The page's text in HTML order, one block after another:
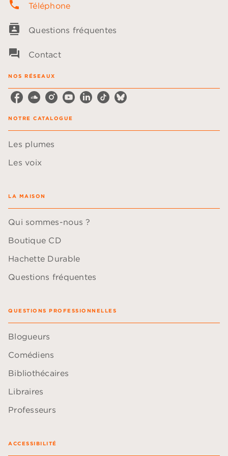
phone Téléphone
contacts Questions fréquentes
question_answer Contact
NOS RÉSEAUX
NOTRE CATALOGUE
Les plumes
Les voix
LA MAISON
Qui sommes-nous ?
Boutique CD
Hachette Durable
Questions fréquentes
QUESTIONS PROFESSIONNELLES
Blogueurs
Comédiens
Bibliothécaires
Libraires
Professeurs
ACCESSIBILITÉ